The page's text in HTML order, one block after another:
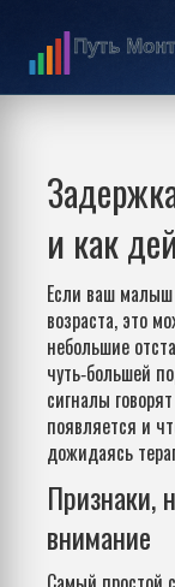
и как
Если ваш малыш
возраста, это
небольшие
чуть‑большей
сигналы
появляется и
дожидаясь
Признаки,
внимание